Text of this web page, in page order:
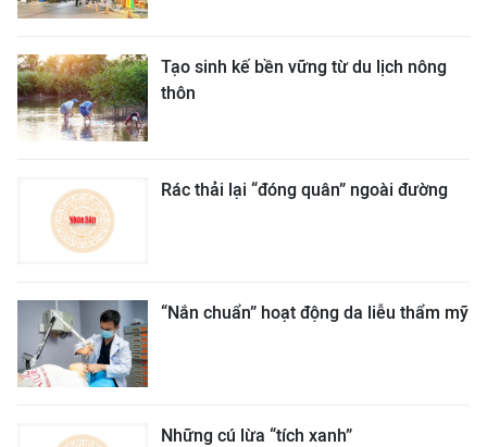
Tạo sinh kế bền vững từ du lịch nông
thôn
Rác thải lại “đóng quân” ngoài đường
“Nắn chuẩn” hoạt động da liễu thẩm mỹ
Những cú lừa “tích xanh”